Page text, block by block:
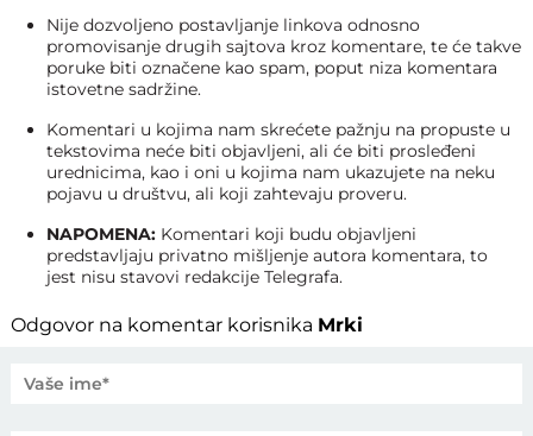
Nije dozvoljeno postavljanje linkova odnosno
promovisanje drugih sajtova kroz komentare, te će takve
poruke biti označene kao spam, poput niza komentara
istovetne sadržine.
Komentari u kojima nam skrećete pažnju na propuste u
tekstovima neće biti objavljeni, ali će biti prosleđeni
urednicima, kao i oni u kojima nam ukazujete na neku
pojavu u društvu, ali koji zahtevaju proveru.
NAPOMENA: Komentari koji budu objavljeni
predstavljaju privatno mišljenje autora komentara, to
jest nisu stavovi redakcije Telegrafa.
Odgovor na komentar korisnika Mrki